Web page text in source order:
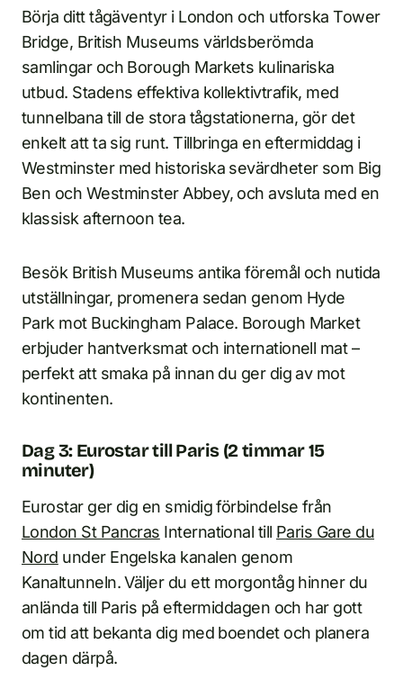
Börja ditt tågäventyr i London och utforska Tower
Bridge, British Museums världsberömda
samlingar och Borough Markets kulinariska
utbud. Stadens effektiva kollektivtrafik, med
tunnelbana till de stora tågstationerna, gör det
enkelt att ta sig runt. Tillbringa en eftermiddag i
Westminster med historiska sevärdheter som Big
Ben och Westminster Abbey, och avsluta med en
klassisk afternoon tea.
Besök British Museums antika föremål och nutida
utställningar, promenera sedan genom Hyde
Park mot Buckingham Palace. Borough Market
erbjuder hantverksmat och internationell mat –
perfekt att smaka på innan du ger dig av mot
kontinenten.
Dag 3: Eurostar till Paris (2 timmar 15
minuter)
Eurostar ger dig en smidig förbindelse från
London St Pancras International till Paris Gare du
Nord under Engelska kanalen genom
Kanaltunneln. Väljer du ett morgontåg hinner du
anlända till Paris på eftermiddagen och har gott
om tid att bekanta dig med boendet och planera
dagen därpå.